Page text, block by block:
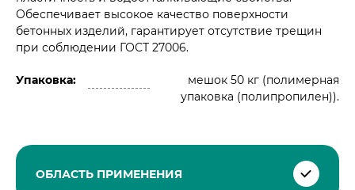
Обеспечивает высокое качество поверхности
бетонных изделий, гарантирует отсутствие трещин
при соблюдении ГОСТ 27006.
Упаковка:
мешок 50 кг (полимерная
упаковка (полипропилен)).
ОБЛАСТЬ ПРИМЕНЕНИЯ